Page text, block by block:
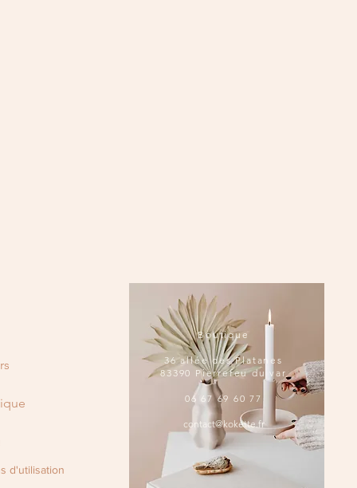
Boutique
36 allée des Platanes
83390 Pierrefeu du var
06 67 69 60 77
contact@kokette.fr
d'utilisation